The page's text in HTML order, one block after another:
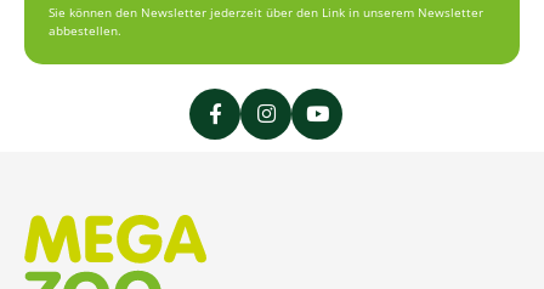
Sie können den Newsletter jederzeit über den Link in unserem Newsletter
abbestellen.